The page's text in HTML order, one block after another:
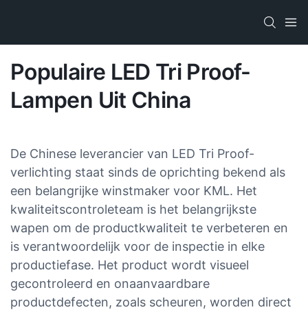
Populaire LED Tri Proof-
Lampen Uit China
De Chinese leverancier van LED Tri Proof-
verlichting staat sinds de oprichting bekend als
een belangrijke winstmaker voor KML. Het
kwaliteitscontroleteam is het belangrijkste
wapen om de productkwaliteit te verbeteren en
is verantwoordelijk voor de inspectie in elke
productiefase. Het product wordt visueel
gecontroleerd en onaanvaardbare
productdefecten, zoals scheuren, worden direct